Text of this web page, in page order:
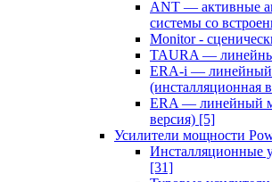
ANT — активные
системы со
Monitor -
TAURA —
ERA-i — линейный
(инсталляционная
ERA — линейный
версия) [5]
Усилители мощности
Инсталляционные
[31]